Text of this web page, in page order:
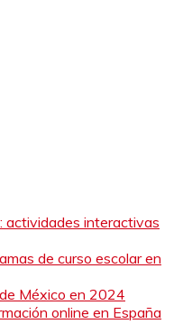
actividades interactivas
de curso escolar en
México en 2024
online en España